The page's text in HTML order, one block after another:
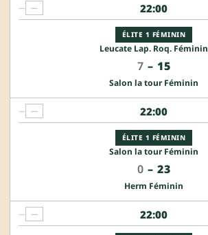
22:00
ÉLITE 1 FÉMININ
Leucate Lap. Roq. Féminin
7 – 15
Salon la tour Féminin
— —
22:00
ÉLITE 1 FÉMININ
Salon la tour Féminin
0 – 23
Herm Féminin
— —
22:00
— —